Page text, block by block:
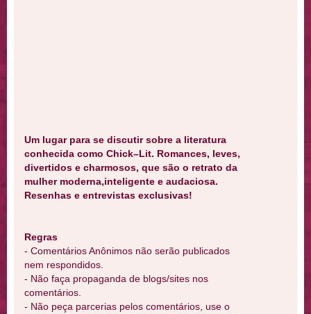
Um lugar para se discutir sobre a literatura
conhecida como Chick–Lit. Romances, leves,
divertidos e charmosos, que são o retrato da
mulher moderna,inteligente e audaciosa.
Resenhas e entrevistas exclusivas!
Regras
- Comentários Anônimos não serão publicados
nem respondidos.
- Não faça propaganda de blogs/sites nos
comentários.
- Não peça parcerias pelos comentários, use o